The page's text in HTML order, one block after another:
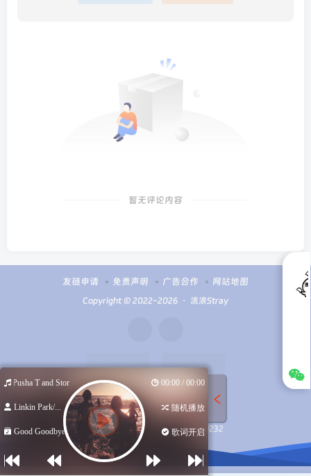
暂无评论内容
友链申请 免责声明 广告合作 网站地图
Copyright © 2022-2026 ・ 流浪Stray
扫码加微信 Q群100949232
T and Stormzy) 00:00 / 00:00
Linkin Park/... 随机播放
Good Goodbye... 歌词开启